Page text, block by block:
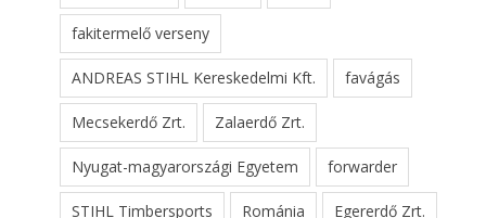
fakitermelő verseny
ANDREAS STIHL Kereskedelmi Kft. favágás
Mecsekerdő Zrt. Zalaerdő Zrt.
Nyugat-magyarországi Egyetem forwarder
STIHL Timbersports Románia Egererdő Zrt.